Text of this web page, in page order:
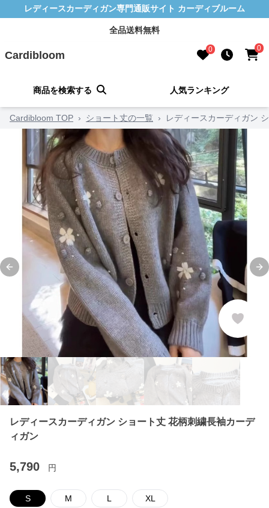
レディースカーディガン専門通販サイト カーディブルーム
全品送料無料
Cardibloom 0 0
商品を検索する 人気ランキング
Cardibloom TOP › ショート丈の一覧 › レディースカーディガン
Previous slide
レディースカーディガン ショート丈 花柄刺繍長袖カーデ
ィガン
5,790 円
S M L XL